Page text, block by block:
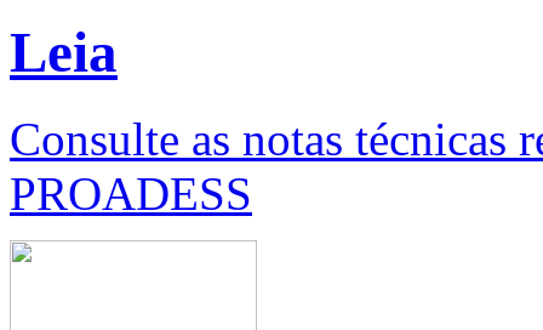
Leia
Consulte as notas técnicas
PROADESS